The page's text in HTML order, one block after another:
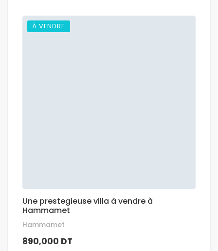
À VENDRE
Une prestegieuse villa à vendre à
Hammamet
Hammamet
890,000 DT